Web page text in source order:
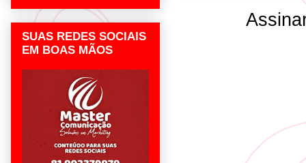
SUAS REDES SOCIAIS
EM BOAS MÃOS